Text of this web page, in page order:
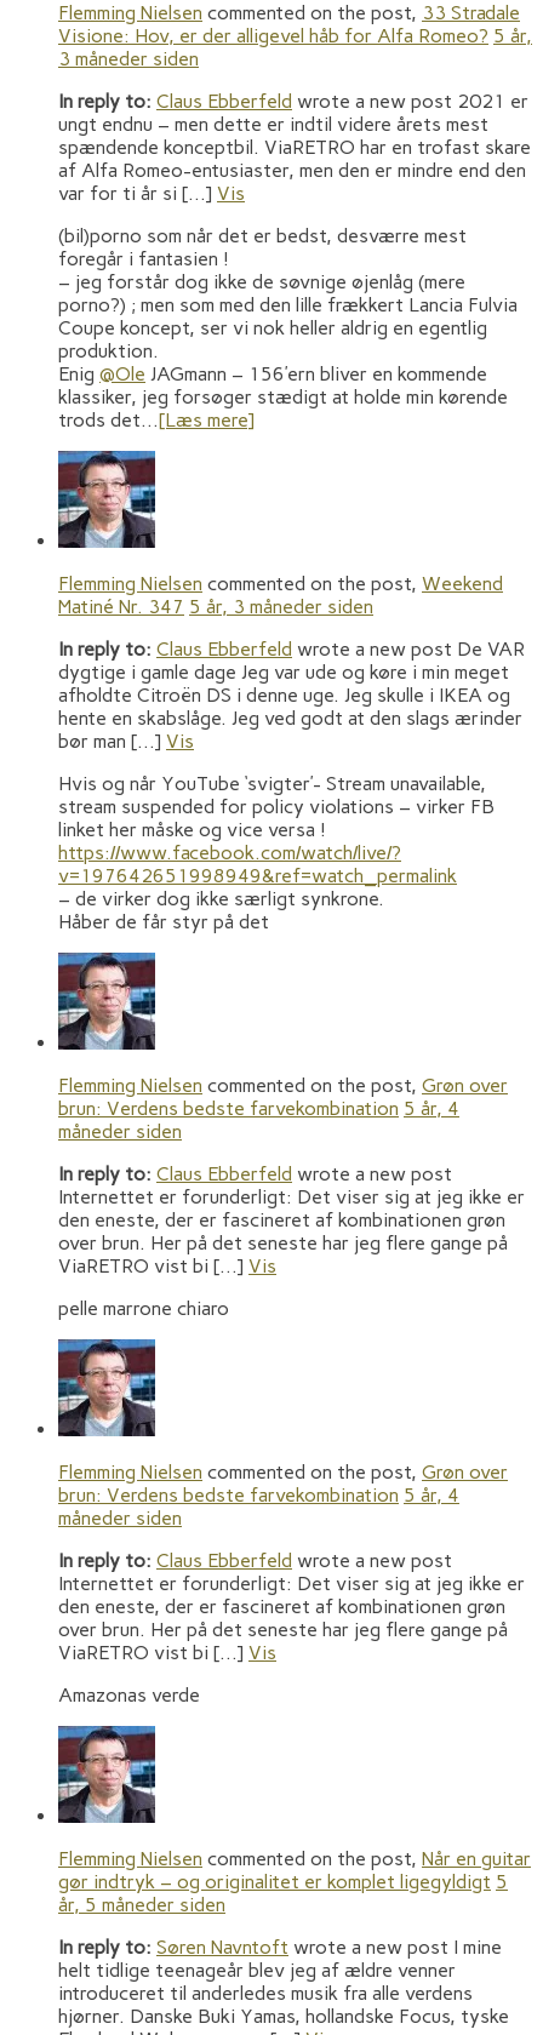
Flemming Nielsen commented on the post, 33 Stradale
Visione: Hov, er der alligevel håb for Alfa Romeo? 5 år,
3 måneder siden
In reply to: Claus Ebberfeld wrote a new post 2021 er
ungt endnu – men dette er indtil videre årets mest
spændende konceptbil. ViaRETRO har en trofast skare
af Alfa Romeo-entusiaster, men den er mindre end den
var for ti år si […] Vis
(bil)porno som når det er bedst, desværre mest
foregår i fantasien !
– jeg forstår dog ikke de søvnige øjenlåg (mere
porno?) ; men som med den lille frækkert Lancia Fulvia
Coupe koncept, ser vi nok heller aldrig en egentlig
produktion.
Enig @Ole JAGmann – 156’ern bliver en kommende
klassiker, jeg forsøger stædigt at holde min kørende
trods det…[Læs mere]
Flemming Nielsen commented on the post, Weekend
Matiné Nr. 347 5 år, 3 måneder siden
In reply to: Claus Ebberfeld wrote a new post De VAR
dygtige i gamle dage Jeg var ude og køre i min meget
afholdte Citroën DS i denne uge. Jeg skulle i IKEA og
hente en skabslåge. Jeg ved godt at den slags ærinder
bør man […] Vis
Hvis og når YouTube ‘svigter’- Stream unavailable,
stream suspended for policy violations – virker FB
linket her måske og vice versa !
https://www.facebook.com/watch/live/?
v=197642651998949&ref=watch_permalink
– de virker dog ikke særligt synkrone.
Håber de får styr på det
Flemming Nielsen commented on the post, Grøn over
brun: Verdens bedste farvekombination 5 år, 4
måneder siden
In reply to: Claus Ebberfeld wrote a new post
Internettet er forunderligt: Det viser sig at jeg ikke er
den eneste, der er fascineret af kombinationen grøn
over brun. Her på det seneste har jeg flere gange på
ViaRETRO vist bi […] Vis
pelle marrone chiaro
Flemming Nielsen commented on the post, Grøn over
brun: Verdens bedste farvekombination 5 år, 4
måneder siden
In reply to: Claus Ebberfeld wrote a new post
Internettet er forunderligt: Det viser sig at jeg ikke er
den eneste, der er fascineret af kombinationen grøn
over brun. Her på det seneste har jeg flere gange på
ViaRETRO vist bi […] Vis
Amazonas verde
Flemming Nielsen commented on the post, Når en guitar
gør indtryk – og originalitet er komplet ligegyldigt 5
år, 5 måneder siden
In reply to: Søren Navntoft wrote a new post I mine
helt tidlige teenageår blev jeg af ældre venner
introduceret til anderledes musik fra alle verdens
hjørner. Danske Buki Yamas, hollandske Focus, tyske